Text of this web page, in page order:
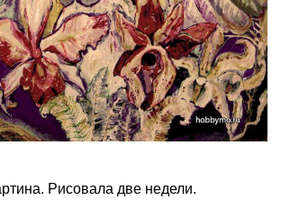
Рисовала две недели.